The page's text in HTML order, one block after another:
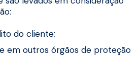
do cliente;
em outros órgãos de proteção